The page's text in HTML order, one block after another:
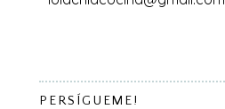
PERSÍGUEME!